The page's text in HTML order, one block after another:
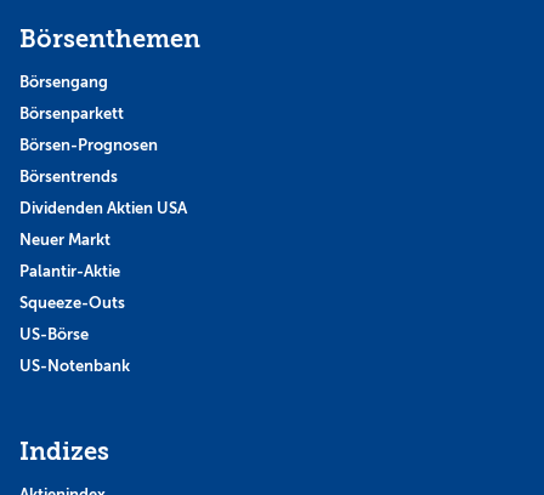
Börsenthemen
Börsengang
Börsenparkett
Börsen-Prognosen
Börsentrends
Dividenden Aktien USA
Neuer Markt
Palantir-Aktie
Squeeze-Outs
US-Börse
US-Notenbank
Indizes